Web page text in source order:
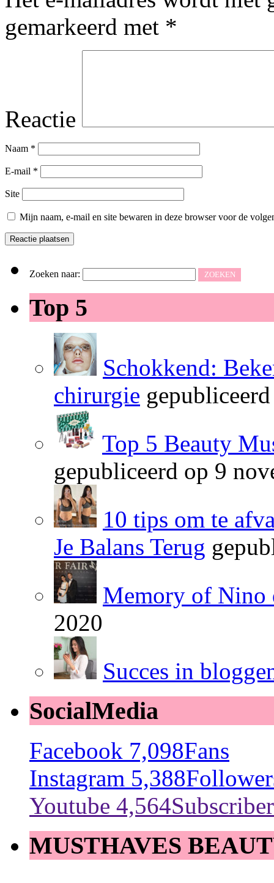
gemarkeerd met *
Reactie
Naam *
E-mail *
Site
Mijn naam, e-mail en site bewaren in deze browser voor de
Zoeken naar:
Top 5
Schokkend:
chirurgie
Top 5 Beauty
gepubliceerd op 9
10 tips om te
Je Balans Terug
Memory of Nino
2020
Succes in
SocialMedia
Facebook 7,098Fans
Instagram 5,388
Youtube 4,564Subscriber
MUSTHAVES